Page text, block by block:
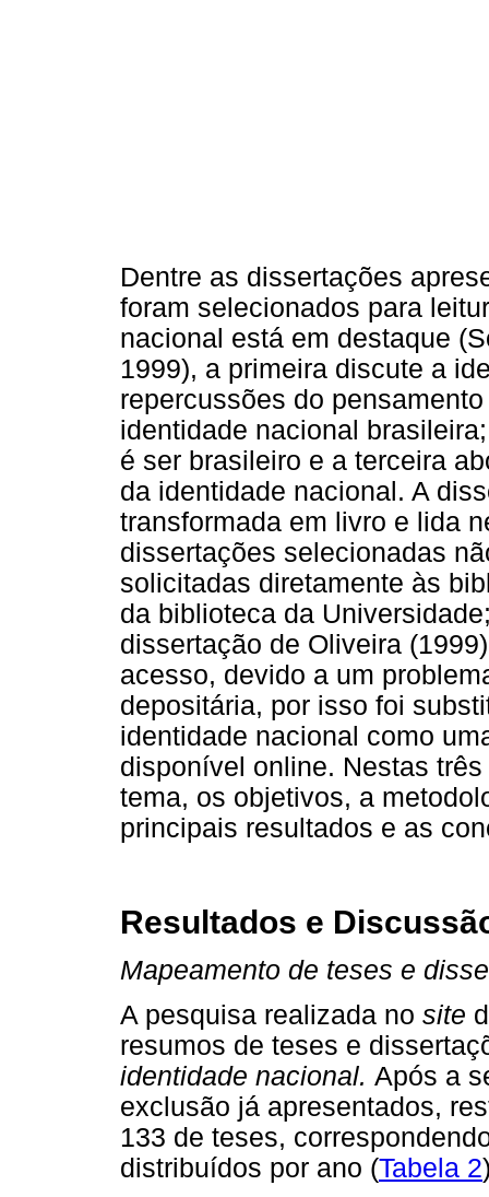
Dentre as dissertações
foram selecionados para
nacional está em destaque
1999), a primeira discute a
repercussões do
identidade nacional
é ser brasileiro e a terceira
da identidade nacional. A
transformada em livro e lida
dissertações selecionadas
solicitadas diretamente às
da biblioteca da
dissertação de Oliveira
acesso, devido a um
depositária, por isso foi
identidade nacional como
disponível online. Nestas
tema, os objetivos, a
principais resultados e as
Resultados e
Mapeamento de teses e
A pesquisa realizada no site
resumos de teses e
identidade nacional. Após a
exclusão já apresentados,
133 de teses,
distribuídos por ano (Tabela 2